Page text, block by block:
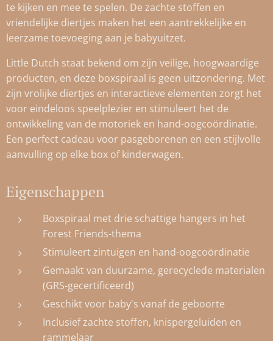
te kijken en mee te spelen. De zachte stoffen en
vriendelijke diertjes maken het een aantrekkelijke en
leerzame toevoeging aan je babyuitzet.
Little Dutch staat bekend om zijn veilige, hoogwaardige
producten, en deze boxspiraal is geen uitzondering. Met
zijn vrolijke diertjes en interactieve elementen zorgt het
voor eindeloos speelplezier en stimuleert het de
ontwikkeling van de motoriek en hand-oogcoördinatie.
Een perfect cadeau voor pasgeborenen en een stijlvolle
aanvulling op elke box of kinderwagen.
Eigenschappen
Boxspiraal met drie schattige hangers in het
Forest Friends-thema
Stimuleert zintuigen en hand-oogcoördinatie
Gemaakt van duurzame, gerecyclede materialen
(GRS-gecertificeerd)
Geschikt voor baby's vanaf de geboorte
Inclusief zachte stoffen, knispergeluiden en
rammelaar